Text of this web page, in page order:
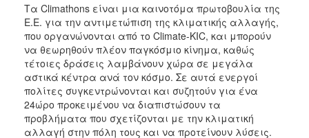
ΤΟΠΟΣ
ΠΟΛΙΤΙΣΜΟΣ
Τα Climathons είναι μια καινοτόμα πρωτοβουλία της
Ε.Ε. για την αντιμετώπιση της κλιματικής αλλαγής,
που οργανώνονται από το Climate-KIC, και μπορούν
να θεωρηθούν πλέον παγκόσμιο κίνημα, καθώς
τέτοιες δράσεις λαμβάνουν χώρα σε μεγάλα
αστικά κέντρα ανά τον κόσμο. Σε αυτά ενεργοί
πολίτες συγκεντρώνονται και συζητούν για ένα
24ώρο προκειμένου να διαπιστώσουν τα
προβλήματα που σχετίζονται με την κλιματική
αλλαγή στην πόλη τους και να προτείνουν λύσεις.